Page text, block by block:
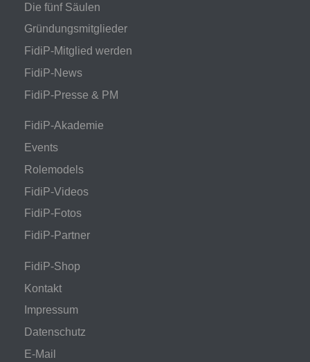
Die fünf Säulen
Gründungsmitglieder
FidiP-Mitglied werden
FidiP-News
FidiP-Presse & PM
FidiP-Akademie
Events
Rolemodels
FidiP-Videos
FidiP-Fotos
FidiP-Partner
FidiP-Shop
Kontakt
Impressum
Datenschutz
E-Mail